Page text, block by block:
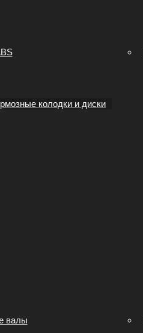
колодки и диски
валы